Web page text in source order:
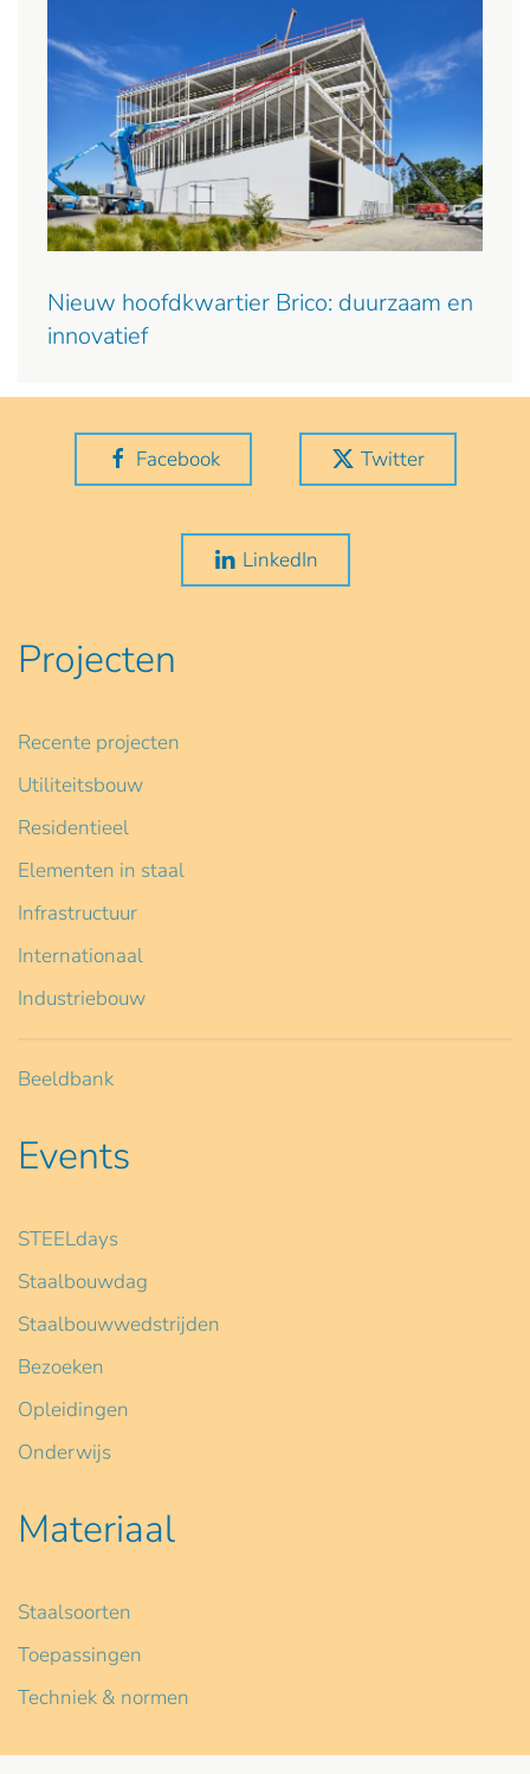
Nieuw hoofdkwartier Brico: duurzaam en
innovatief
Facebook Twitter
LinkedIn
Projecten
Recente projecten
Utiliteitsbouw
Residentieel
Elementen in staal
Infrastructuur
Internationaal
Industriebouw
Beeldbank
Events
STEELdays
Staalbouwdag
Staalbouwwedstrijden
Bezoeken
Opleidingen
Onderwijs
Materiaal
Staalsoorten
Toepassingen
Techniek & normen